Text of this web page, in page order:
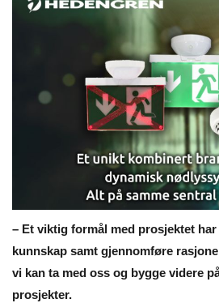
– Et viktig formål med prosjektet
kunnskap samt gjennomføre
vi kan ta med oss og bygge videre
prosjekter.